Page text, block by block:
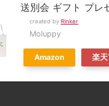
送別会 ギフト プレ
created by Rinker
Moluppy
Amazon 楽